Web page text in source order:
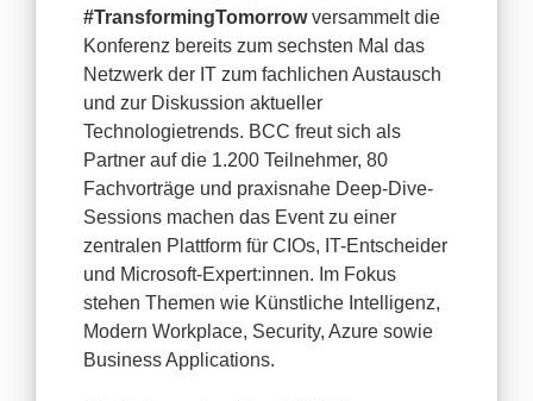
#TransformingTomorrowversammelt die
Konferenz bereits zum sechsten Mal das
Netzwerk der IT zum fachlichen Austausch
und zur Diskussion aktueller
Technologietrends. BCC freut sich als
Partner auf die 1.200 Teilnehmer, 80
Fachvorträge und praxisnahe Deep-Dive-
Sessions machen das Event zu einer
zentralen Plattform für CIOs, IT-Entscheider
und Microsoft-Expert:innen. Im Fokus
stehen Themen wie Künstliche Intelligenz,
Modern Workplace, Security, Azure sowie
Business Applications.